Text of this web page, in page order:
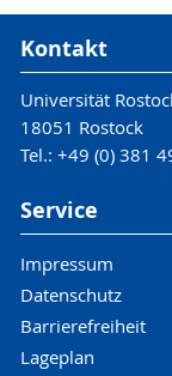
Kontakt
Universität
18051 Rostock
Tel.: +49 (0) 381
Service
Impressum
Datenschutz
Barrierefreiheit
Lageplan